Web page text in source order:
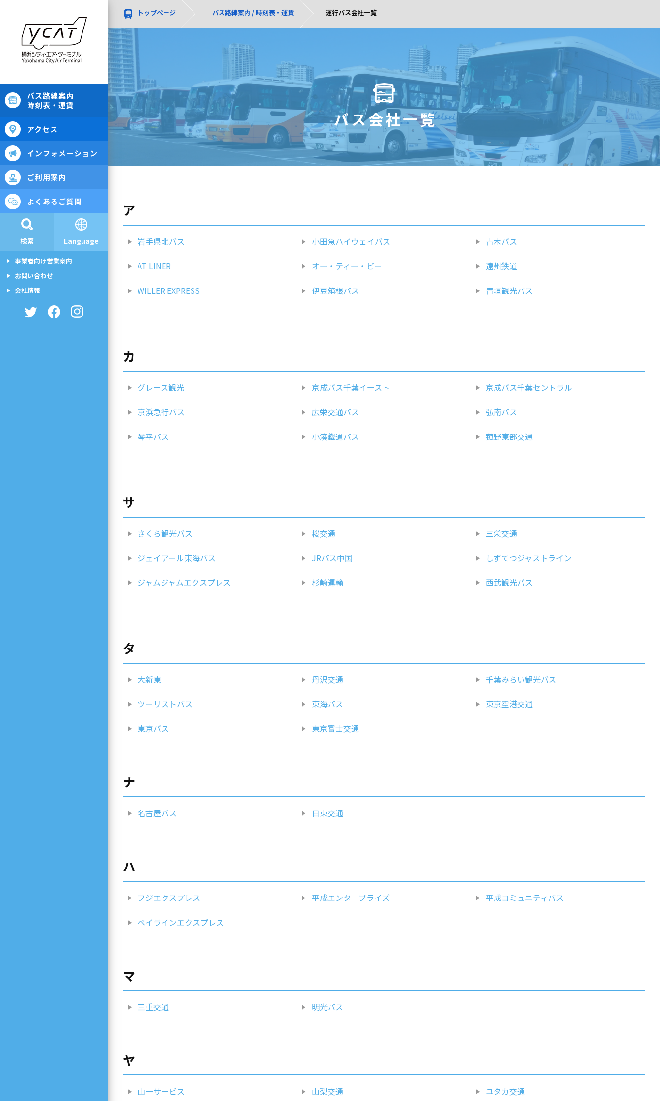
バス路線案内
時刻表・運賃
アクセス
インフォメーション
ご利用案内
よくあるご質問
検索 Language
事業者向け営業案内
お問い合わせ
会社情報
トップページ バス路線案内 / 時刻表・運賃 運行バス会社一覧
バス会社一覧
ア
岩手県北バス 小田急ハイウェイバス 青木バス
AT LINER オー・ティー・ビー 遠州鉄道
WILLER EXPRESS 伊豆箱根バス 青垣観光バス
カ
グレース観光 京成バス千葉イースト 京成バス千葉セントラル
京浜急行バス 広栄交通バス 弘南バス
琴平バス 小湊鐵道バス 菰野東部交通
サ
さくら観光バス 桜交通 三栄交通
ジェイアール東海バス JRバス中国 しずてつジャストライン
ジャムジャムエクスプレス 杉崎運輸 西武観光バス
タ
大新東 丹沢交通 千葉みらい観光バス
ツーリストバス 東海バス 東京空港交通
東京バス 東京富士交通
ナ
名古屋バス 日東交通
ハ
フジエクスプレス 平成エンタープライズ 平成コミュニティバス
ベイラインエクスプレス
マ
三重交通 明光バス
ヤ
山一サービス 山梨交通 ユタカ交通